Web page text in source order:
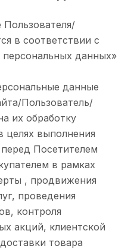
в соответствии с
данных»
данные
Пользователь/
их обработку
выполнения
Посетителем
в рамках
, продвижения
проведения
контроля
акций, клиентской
товара